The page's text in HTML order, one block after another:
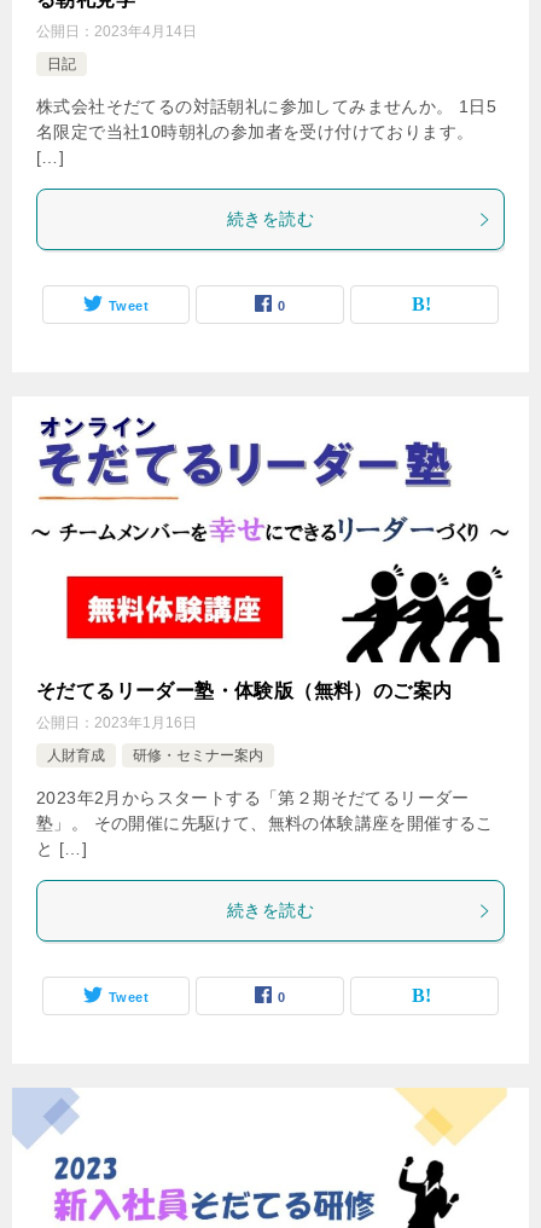
公開日： 2023年4月14日
日記
株式会社そだてるの対話朝礼に参加してみませんか。 1日5
名限定で当社10時朝礼の参加者を受け付けております。
[…]
続きを読む
Tweet 0
そだてるリーダー塾・体験版（無料）のご案内
公開日： 2023年1月16日
人財育成
研修・セミナー案内
2023年2月からスタートする「第２期そだてるリーダー
塾」。 その開催に先駆けて、無料の体験講座を開催するこ
と […]
続きを読む
Tweet 0